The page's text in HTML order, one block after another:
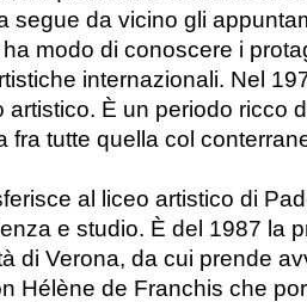
segue da vicino gli
modo di conoscere i
internazionali. Nel
artistico. È un periodo ricco
fra tutte quella col
al liceo artistico di
e studio. È del 1987 la
di Verona, da cui prende
Hélène de Franchis che